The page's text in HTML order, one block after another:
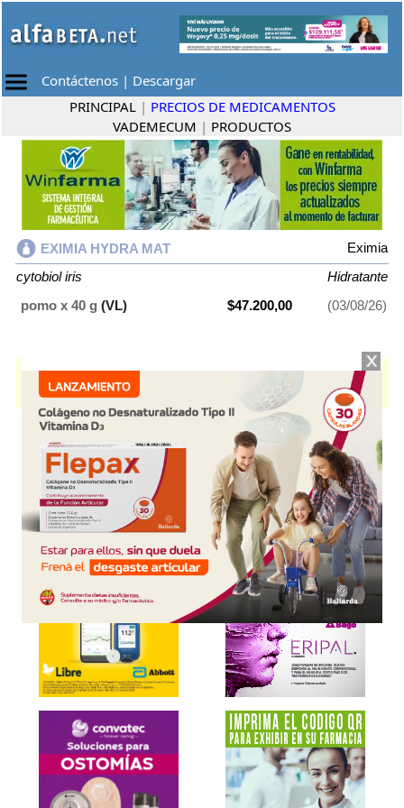
Contáctenos | Descargar
PRINCIPAL | PRECIOS DE MEDICAMENTOS
VADEMECUM | PRODUCTOS
EXIMIA HYDRA MAT
Eximia
cytobiol iris
Hidratante
pomo x 40 g (VL) $47.200,00 (03/08/26)
Hidratante
Es producido porEximia y cuenta con 1 presentación disponible.
Explorar más
Otros productos con
cytobiol iris
Otros productos de